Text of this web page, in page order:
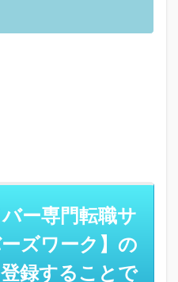
ー専門転職サ
ズワーク】の
録することで